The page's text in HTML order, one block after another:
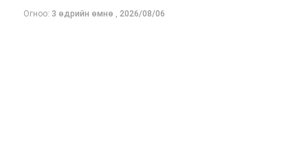
Одоогоор дэлбэрэлтийн шалтгаан, хэрэгт холбоотой
Огноо: 3 өдрийн өмнө , 2026/08/06